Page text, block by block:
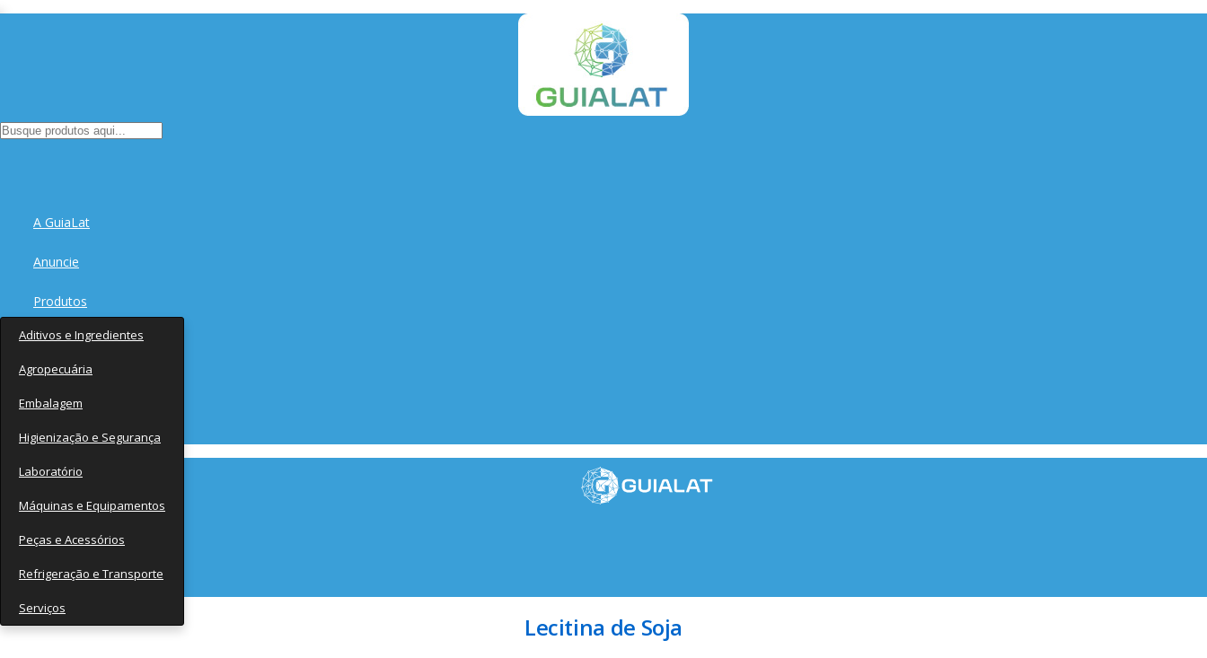
A GuiaLat
Anuncie
Produtos
Aditivos e Ingredientes
Agropecuária
Embalagem
Higienização e Segurança
Laboratório
Máquinas e Equipamentos
Peças e Acessórios
Refrigeração e Transporte
Serviços
Fornecedores
Notícias
Lecitina de Soja